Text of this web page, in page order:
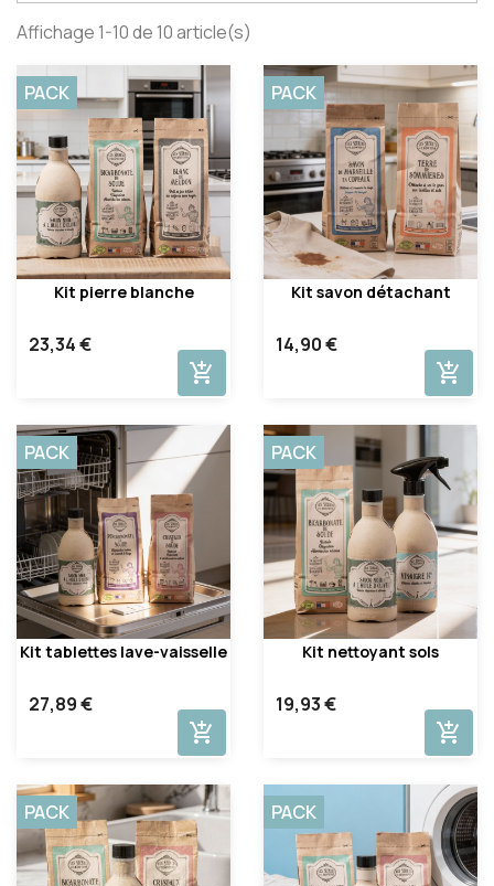
Affichage 1-10 de 10 article(s)
Kit pierre blanche
23,34 €
PACK
add_shopping_cart
Kit savon détachant
14,90 €
PACK
add_shopping_cart
Kit tablettes lave-vaisselle
27,89 €
PACK
add_shopping_cart
Kit nettoyant sols
19,93 €
PACK
add_shopping_cart
PACK PACK